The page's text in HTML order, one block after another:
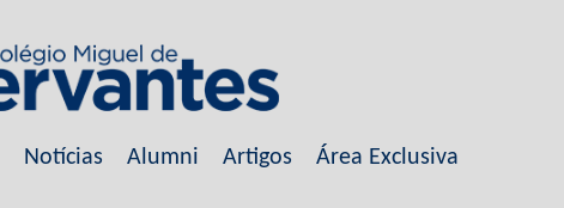
Notícias Alumni Artigos Área Exclusiva